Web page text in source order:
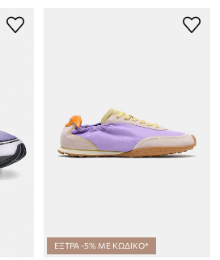
ΕΞΤΡΑ -5% ΜΕ ΚΩΔΙΚΟ*